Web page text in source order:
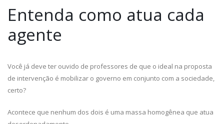
Entenda como atua cada
agente
Você já deve ter ouvido de professores de que o ideal na proposta
de intervenção é mobilizar o governo em conjunto com a sociedade,
certo?
Acontece que nenhum dos dois é uma massa homogênea que atua